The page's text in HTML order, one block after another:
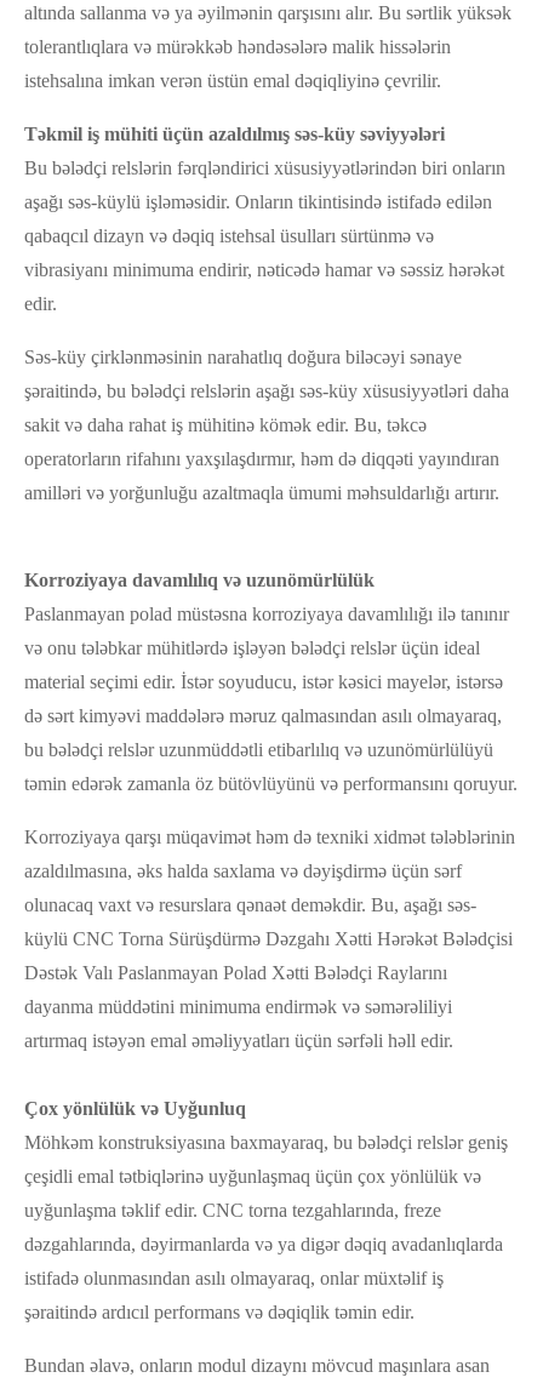
altında sallanma və ya əyilmənin qarşısını alır. Bu sərtlik yüksək
tolerantlıqlara və mürəkkəb həndəsələrə malik hissələrin
istehsalına imkan verən üstün emal dəqiqliyinə çevrilir.
Təkmil iş mühiti üçün azaldılmış səs-küy səviyyələri
Bu bələdçi relslərin fərqləndirici xüsusiyyətlərindən biri onların
aşağı səs-küylü işləməsidir. Onların tikintisində istifadə edilən
qabaqcıl dizayn və dəqiq istehsal üsulları sürtünmə və
vibrasiyanı minimuma endirir, nəticədə hamar və səssiz hərəkət
edir.
Səs-küy çirklənməsinin narahatlıq doğura biləcəyi sənaye
şəraitində, bu bələdçi relslərin aşağı səs-küy xüsusiyyətləri daha
sakit və daha rahat iş mühitinə kömək edir. Bu, təkcə
operatorların rifahını yaxşılaşdırmır, həm də diqqəti yayındıran
amilləri və yorğunluğu azaltmaqla ümumi məhsuldarlığı artırır.
Korroziyaya davamlılıq və uzunömürlülük
Paslanmayan polad müstəsna korroziyaya davamlılığı ilə tanınır
və onu tələbkar mühitlərdə işləyən bələdçi relslər üçün ideal
material seçimi edir. İstər soyuducu, istər kəsici mayelər, istərsə
də sərt kimyəvi maddələrə məruz qalmasından asılı olmayaraq,
bu bələdçi relslər uzunmüddətli etibarlılıq və uzunömürlülüyü
təmin edərək zamanla öz bütövlüyünü və performansını qoruyur.
Korroziyaya qarşı müqavimət həm də texniki xidmət tələblərinin
azaldılmasına, əks halda saxlama və dəyişdirmə üçün sərf
olunacaq vaxt və resurslara qənaət deməkdir. Bu, aşağı səs-
küylü CNC Torna Sürüşdürmə Dəzgahı Xətti Hərəkət Bələdçisi
Dəstək Valı Paslanmayan Polad Xətti Bələdçi Raylarını
dayanma müddətini minimuma endirmək və səmərəliliyi
artırmaq istəyən emal əməliyyatları üçün sərfəli həll edir.
Çox yönlülük və Uyğunluq
Möhkəm konstruksiyasına baxmayaraq, bu bələdçi relslər geniş
çeşidli emal tətbiqlərinə uyğunlaşmaq üçün çox yönlülük və
uyğunlaşma təklif edir. CNC torna tezgahlarında, freze
dəzgahlarında, dəyirmanlarda və ya digər dəqiq avadanlıqlarda
istifadə olunmasından asılı olmayaraq, onlar müxtəlif iş
şəraitində ardıcıl performans və dəqiqlik təmin edir.
Bundan əlavə, onların modul dizaynı mövcud maşınlara asan